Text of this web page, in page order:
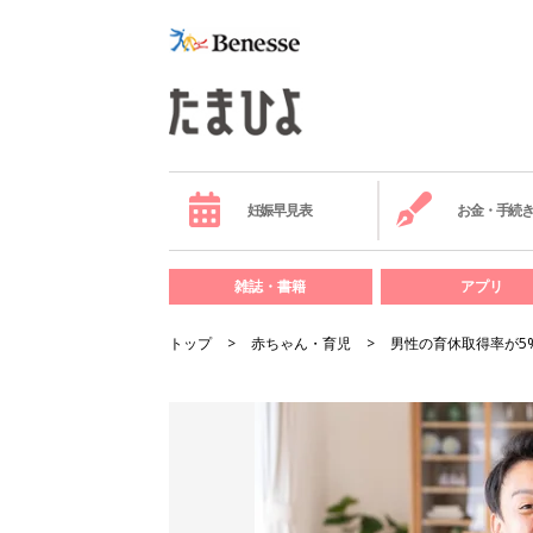
妊娠早見表 お金・手続き
雑誌・書籍 アプリ
トップ 赤ちゃん・育児 男性の育休取得率が